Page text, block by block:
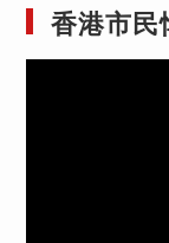
香港市民